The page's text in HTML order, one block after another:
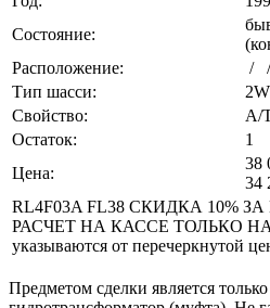
Состояние:
Расположение:
/
Тип шасси:
Свойство:
A/
Остаток:
1
Цена:
38
34
RL4F03A FL38 СКИДКА 10%
РАСЧЕТ НА КАССЕ ТОЛЬКО
указываются от перечеркнутой
Предметом сделки является